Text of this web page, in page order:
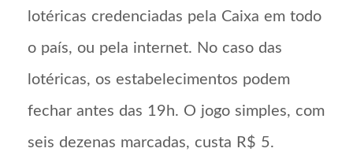
lotéricas credenciadas pela Caixa em todo
o país, ou pela internet. No caso das
lotéricas, os estabelecimentos podem
fechar antes das 19h. O jogo simples, com
seis dezenas marcadas, custa R$ 5.